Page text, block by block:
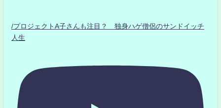
/プロジェクトA子さんも注目？ 独身ハゲ僧侶のサンドイッチ
人生